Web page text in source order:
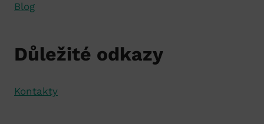
Blog
Důležité odkazy
Kontakty